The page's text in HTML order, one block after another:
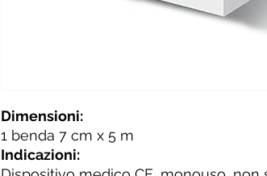
Dimensioni:
1 benda 7 cm x 5 m
Indicazioni: